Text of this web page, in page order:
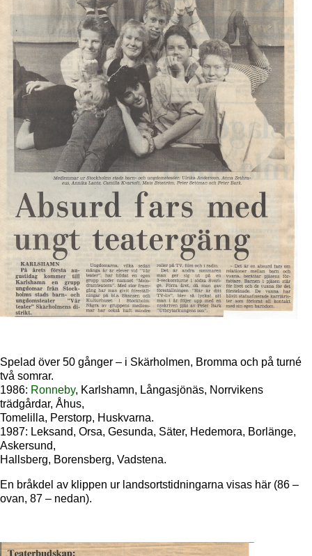
Spelad över 50 gånger – i Skärholmen, Bromma och på turné
två somrar.
1986: Ronneby, Karlshamn, Långasjönäs, Norrvikens
trädgårdar, Åhus,
Tomelilla, Perstorp, Huskvarna.
1987: Leksand, Orsa, Gesunda, Säter, Hedemora, Borlänge,
Askersund,
Hallsberg, Borensberg, Vadstena.
En bråkdel av klippen ur landsortstidningarna visas här (86 –
ovan, 87 – nedan).